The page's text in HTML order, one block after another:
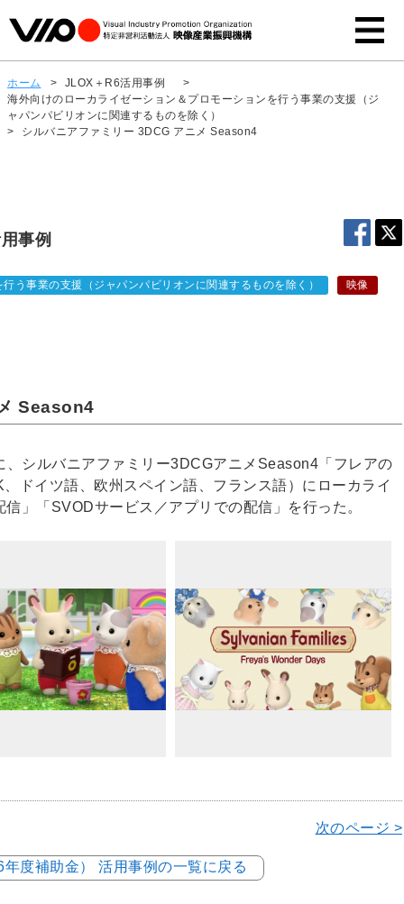
ホーム > JLOX＋R6活用事例
>
海外向けのローカライゼーション＆プロモーションを行う事業の支援（ジ
ャパンパビリオンに関連するものを除く）
>
シルバニアファミリー 3DCG アニメ Season4
事例
う事業の支援（ジャパンパビリオンに関連するものを除く） 映像
Season4
シルバニアファミリー3DCGアニメSeason4「フレアの
ドイツ語、欧州スペイン語、フランス語）にローカライ
」「SVODサービス／アプリでの配信」を行った。
次のページ >
度補助金） 活用事例の一覧に戻る